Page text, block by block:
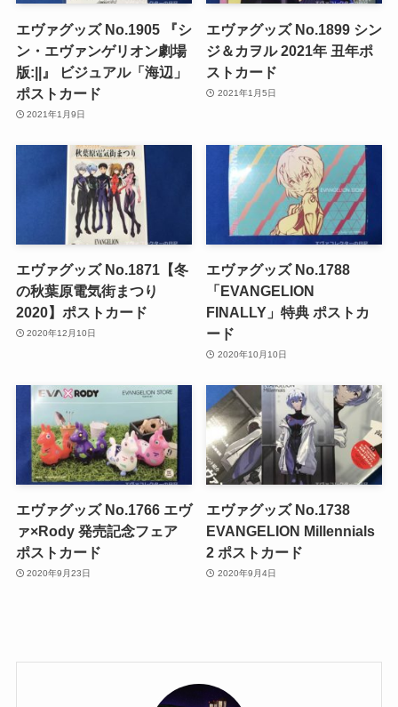
エヴァグッズ No.1905 『シ
ン・エヴァンゲリオン劇場
版:||』 ビジュアル「海辺」
ポストカード
2021年1月9日
エヴァグッズ No.1899 シン
ジ＆カヲル 2021年 丑年ポ
ストカード
2021年1月5日
エヴァグッズ No.1871【冬
の秋葉原電気街まつり
2020】ポストカード
2020年12月10日
エヴァグッズ No.1788
「EVANGELION
FINALLY」特典 ポストカ
ード
2020年10月10日
エヴァグッズ No.1766 エヴ
ァ×Rody 発売記念フェア
ポストカード
2020年9月23日
エヴァグッズ No.1738
EVANGELION Millennials
2 ポストカード
2020年9月4日